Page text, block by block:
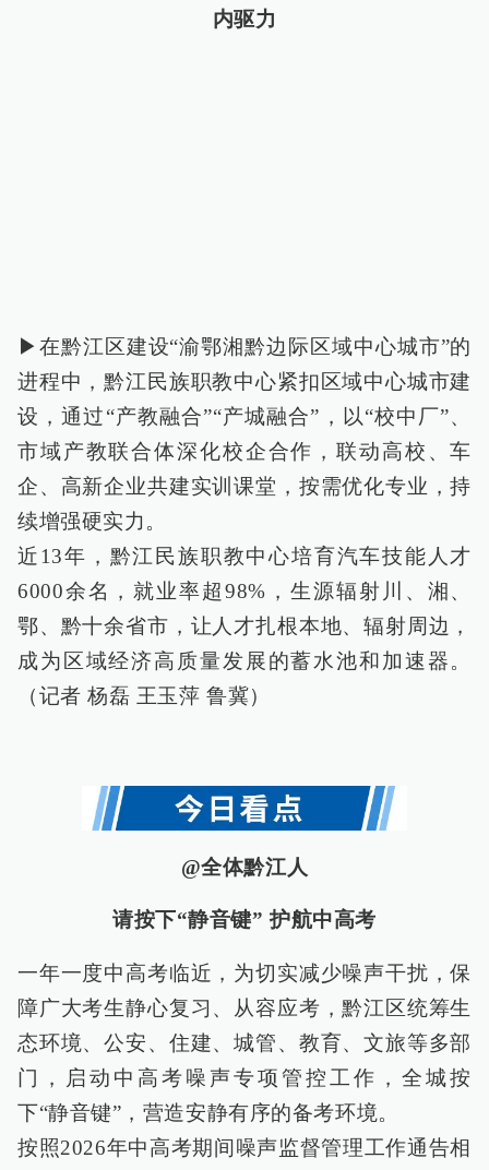
内驱力
▶在黔江区建设“渝鄂湘黔边际区域中心城市”的
进程中，黔江民族职教中心紧扣区域中心城市建
设，通过“产教融合”“产城融合”，以“校中厂”、
市域产教联合体深化校企合作，联动高校、车
企、高新企业共建实训课堂，按需优化专业，持
续增强硬实力。
近13年，黔江民族职教中心培育汽车技能人才
6000余名，就业率超98%，生源辐射川、湘、
鄂、黔十余省市，让人才扎根本地、辐射周边，
成为区域经济高质量发展的蓄水池和加速器。
（记者 杨磊 王玉萍 鲁冀）
@全体黔江人
请按下“静音键” 护航中高考
一年一度中高考临近，为切实减少噪声干扰，保
障广大考生静心复习、从容应考，黔江区统筹生
态环境、公安、住建、城管、教育、文旅等多部
门，启动中高考噪声专项管控工作，全城按
下“静音键”，营造安静有序的备考环境。
按照2026年中高考期间噪声监督管理工作通告相